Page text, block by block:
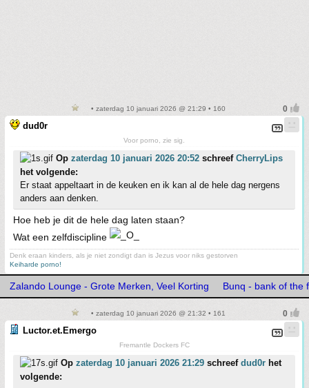
• zaterdag 10 januari 2026 @ 21:29 • 160
dud0r
Voor porno, zie sig.
Op zaterdag 10 januari 2026 20:52 schreef CherryLips
het volgende:
Er staat appeltaart in de keuken en ik kan al de hele dag nergens
anders aan denken.
Hoe heb je dit de hele dag laten staan?
Wat een zelfdiscipline
Denk eraan kinders, als je niet zondigt dan is Jezus voor niks gestorven
Keiharde porno!
Zalando Lounge - Grote Merken, Veel Korting Bunq - bank of the
• zaterdag 10 januari 2026 @ 21:32 • 161
Luctor.et.Emergo
Fremantle Dockers FC
Op zaterdag 10 januari 2026 21:29 schreef dud0r het
volgende: